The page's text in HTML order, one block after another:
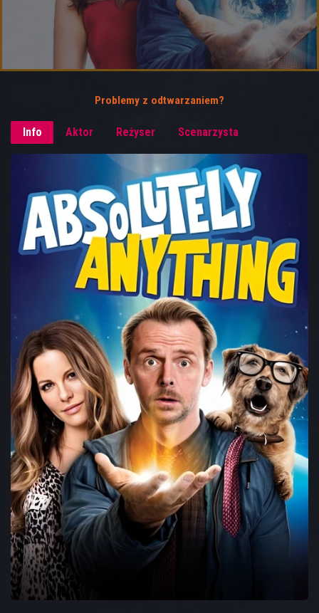
Problemy z odtwarzaniem?
Info Aktor Reżyser Scenarzysta